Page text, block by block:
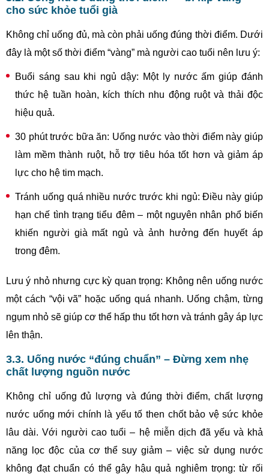
cho sức khỏe tuổi già
Không chỉ uống đủ, mà còn phải uống đúng thời điểm. Dưới
đây là một số thời điểm “vàng” mà người cao tuổi nên lưu ý:
Buổi sáng sau khi ngủ dậy: Một ly nước ấm giúp đánh
thức hệ tuần hoàn, kích thích nhu động ruột và thải độc
hiệu quả.
30 phút trước bữa ăn: Uống nước vào thời điểm này giúp
làm mềm thành ruột, hỗ trợ tiêu hóa tốt hơn và giảm áp
lực cho hệ tim mạch.
Tránh uống quá nhiều nước trước khi ngủ: Điều này giúp
hạn chế tình trạng tiểu đêm – một nguyên nhân phổ biến
khiến người già mất ngủ và ảnh hưởng đến huyết áp
trong đêm.
Lưu ý nhỏ nhưng cực kỳ quan trọng: Không nên uống nước
một cách “vội vã” hoặc uống quá nhanh. Uống chậm, từng
ngụm nhỏ sẽ giúp cơ thể hấp thu tốt hơn và tránh gây áp lực
lên thận.
3.3. Uống nước “đúng chuẩn” – Đừng xem nhẹ
chất lượng nguồn nước
Không chỉ uống đủ lượng và đúng thời điểm, chất lượng
nước uống mới chính là yếu tố then chốt bảo vệ sức khỏe
lâu dài. Với người cao tuổi – hệ miễn dịch đã yếu và khả
năng lọc độc của cơ thể suy giảm – việc sử dụng nước
không đạt chuẩn có thể gây hậu quả nghiêm trọng: từ rối